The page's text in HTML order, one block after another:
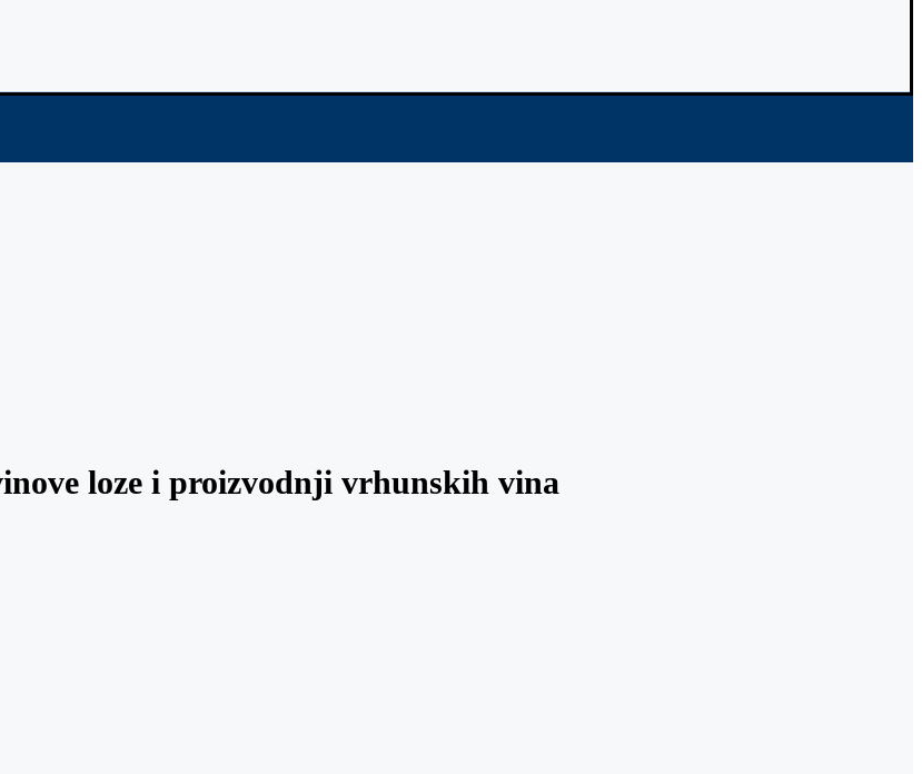
loze i proizvodnji vrhunskih vina